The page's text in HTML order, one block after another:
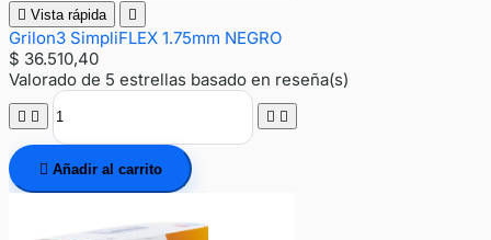
 Vista rápida 
Grilon3 SimpliFLEX 1.75mm NEGRO
$ 36.510,40
Valorado de 5 estrellas basado en reseña(s)
   
 Añadir al carrito